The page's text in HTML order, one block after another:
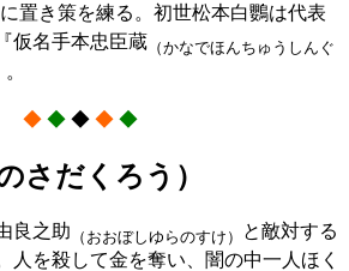
に置き策を練る。初世松本白鸚は代表
仮名手本忠臣蔵 （かなでほんちゅうしんぐ
◆ ◆ ◆ ◆ ◆
さだくろう）
良之助 （おおぼしゆらのすけ）
と敵対する
人を殺して金を奪い、闇の中一人ほく